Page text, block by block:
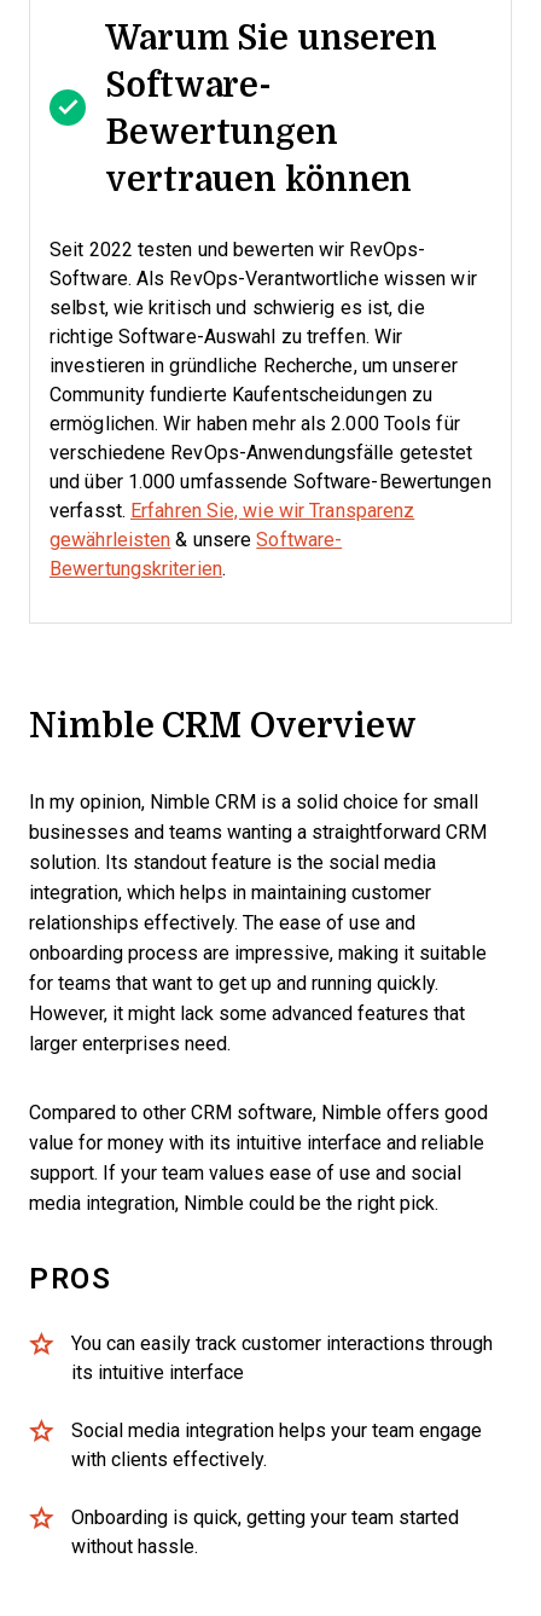
Warum Sie unseren
Software-
Bewertungen
vertrauen können
Seit 2022 testen und bewerten wir RevOps-
Software. Als RevOps-Verantwortliche wissen wir
selbst, wie kritisch und schwierig es ist, die
richtige Software-Auswahl zu treffen. Wir
investieren in gründliche Recherche, um unserer
Community fundierte Kaufentscheidungen zu
ermöglichen. Wir haben mehr als 2.000 Tools für
verschiedene RevOps-Anwendungsfälle getestet
und über 1.000 umfassende Software-Bewertungen
verfasst. Erfahren Sie, wie wir Transparenz
gewährleisten & unsereSoftware-
Bewertungskriterien.
Nimble CRM Overview
In my opinion, Nimble CRM is a solid choice for small
businesses and teams wanting a straightforward CRM
solution. Its standout feature is the social media
integration, which helps in maintaining customer
relationships effectively. The ease of use and
onboarding process are impressive, making it suitable
for teams that want to get up and running quickly.
However, it might lack some advanced features that
larger enterprises need.
Compared to other CRM software, Nimble offers good
value for money with its intuitive interface and reliable
support. If your team values ease of use and social
media integration, Nimble could be the right pick.
PROS
You can easily track customer interactions through
its intuitive interface
Social media integration helps your team engage
with clients effectively.
Onboarding is quick, getting your team started
without hassle.